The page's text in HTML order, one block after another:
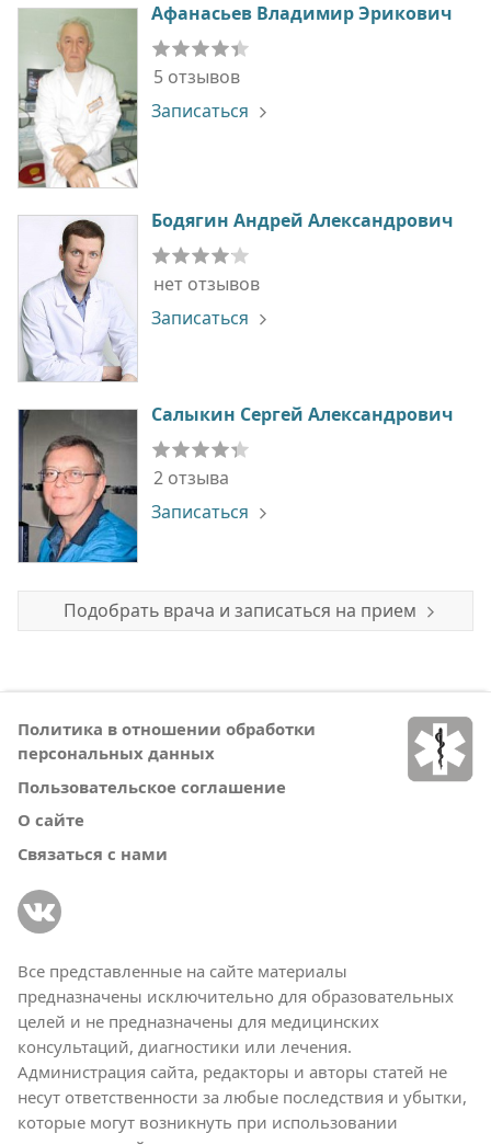
Афанасьев Владимир Эрикович
5 отзывов
Записаться
Бодягин Андрей Александрович
нет отзывов
Записаться
Салыкин Сергей Александрович
2 отзыва
Записаться
Подобрать врача и записаться на прием
Политика в отношении обработки
персональных данных
Пользовательское соглашение
О сайте
Связаться с нами
Все представленные на сайте материалы
предназначены исключительно для образовательных
целей и не предназначены для медицинских
консультаций, диагностики или лечения.
Администрация сайта, редакторы и авторы статей не
несут ответственности за любые последствия и убытки,
которые могут возникнуть при использовании